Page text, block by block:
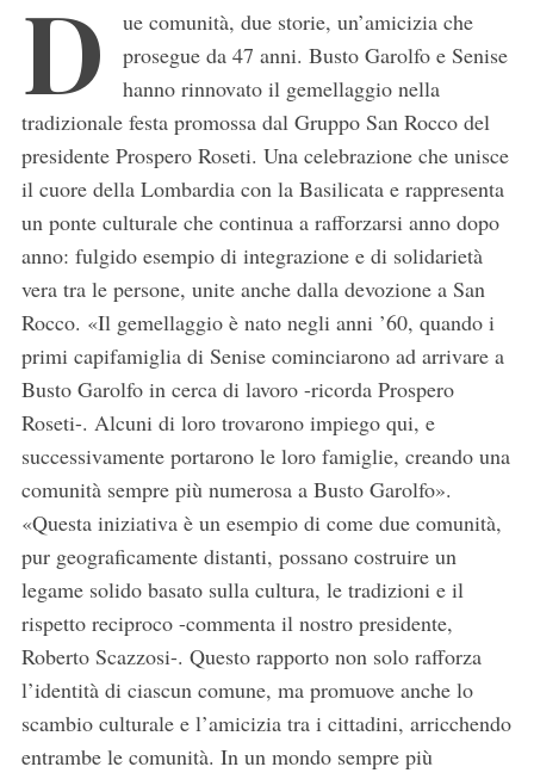
D
ue comunità, due storie, un’amicizia che
prosegue da 47 anni. Busto Garolfo e Senise
hanno rinnovato il gemellaggio nella
tradizionale festa promossa dal Gruppo San Rocco del
presidente Prospero Roseti. Una celebrazione che unisce
il cuore della Lombardia con la Basilicata e rappresenta
un ponte culturale che continua a rafforzarsi anno dopo
anno: fulgido esempio di integrazione e di solidarietà
vera tra le persone, unite anche dalla devozione a San
Rocco. «Il gemellaggio è nato negli anni ’60, quando i
primi capifamiglia di Senise cominciarono ad arrivare a
Busto Garolfo in cerca di lavoro -ricorda Prospero
Roseti-. Alcuni di loro trovarono impiego qui, e
successivamente portarono le loro famiglie, creando una
comunità sempre più numerosa a Busto Garolfo».
«Questa iniziativa è un esempio di come due comunità,
pur geograficamente distanti, possano costruire un
legame solido basato sulla cultura, le tradizioni e il
rispetto reciproco -commenta il nostro presidente,
Roberto Scazzosi-. Questo rapporto non solo rafforza
l’identità di ciascun comune, ma promuove anche lo
scambio culturale e l’amicizia tra i cittadini, arricchendo
entrambe le comunità. In un mondo sempre più